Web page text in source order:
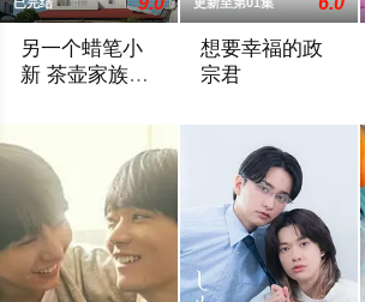
另一个蜡笔小
新 茶壶家族登
想要幸福的政
宗君